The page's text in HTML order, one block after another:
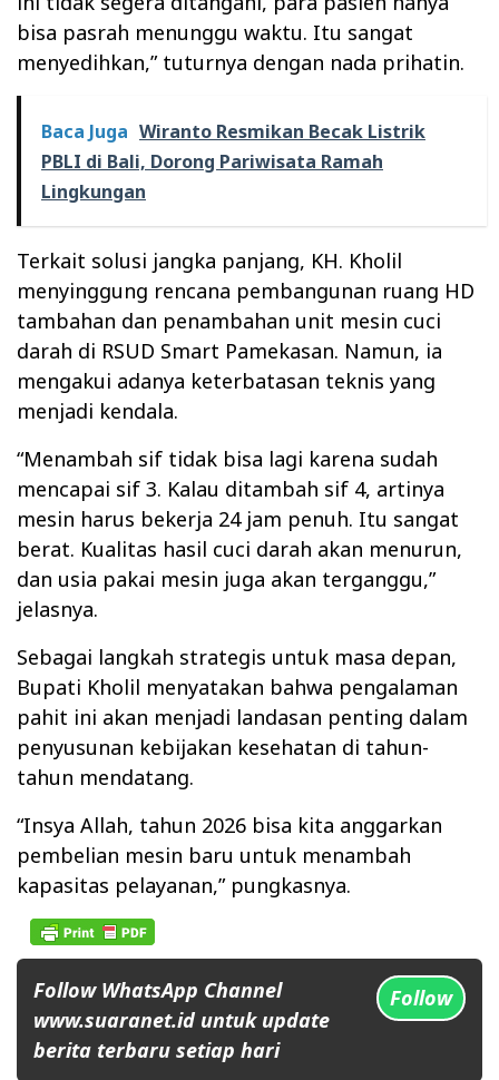
bisa pasrah menunggu waktu. Itu sangat
menyedihkan,” tuturnya dengan nada prihatin.
Baca Juga Wiranto Resmikan Becak Listrik
PBLI di Bali, Dorong Pariwisata Ramah
Lingkungan
Terkait solusi jangka panjang, KH. Kholil
menyinggung rencana pembangunan ruang HD
tambahan dan penambahan unit mesin cuci
darah di RSUD Smart Pamekasan. Namun, ia
mengakui adanya keterbatasan teknis yang
menjadi kendala.
“Menambah sif tidak bisa lagi karena sudah
mencapai sif 3. Kalau ditambah sif 4, artinya
mesin harus bekerja 24 jam penuh. Itu sangat
berat. Kualitas hasil cuci darah akan menurun,
dan usia pakai mesin juga akan terganggu,”
jelasnya.
Sebagai langkah strategis untuk masa depan,
Bupati Kholil menyatakan bahwa pengalaman
pahit ini akan menjadi landasan penting dalam
penyusunan kebijakan kesehatan di tahun-
tahun mendatang.
“Insya Allah, tahun 2026 bisa kita anggarkan
pembelian mesin baru untuk menambah
kapasitas pelayanan,” pungkasnya.
Follow WhatsApp Channel
www.suaranet.id untuk update
berita terbaru setiap hari
Follow